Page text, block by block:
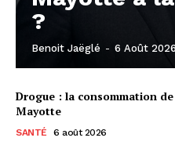
?
Benoit Jaëglé - 6 Août 2026
Drogue : la consommation
Mayotte
SANTÉ 6 août 2026